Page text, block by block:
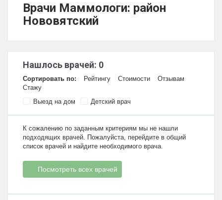
Врачи Маммологи: район
Нововятский
Нашлось врачей: 0
Сортировать по: Рейтингу Стоимости
Отзывам
Стажу
Выезд на дом
Детский врач
К сожалению по заданным критериям мы не нашли
подходящих врачей. Пожалуйста, перейдите в общий
список врачей и найдите необходимого врача.
Посмотреть всех врачей